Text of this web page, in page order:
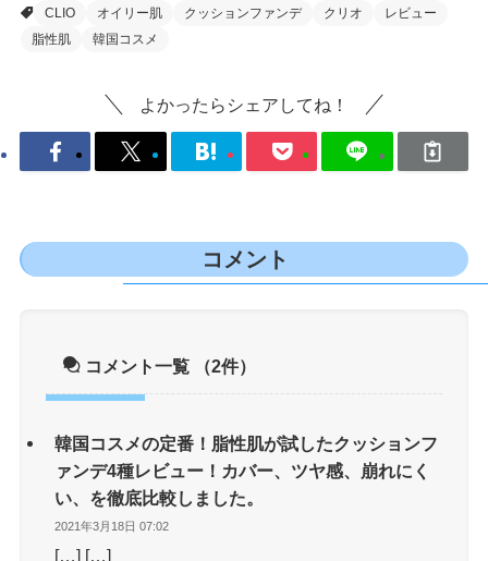
CLIO
オイリー肌 クッションファンデ クリオ
レビュー
脂性肌
韓国コスメ
よかったらシェアしてね！
コメント
コメント一覧 （2件）
韓国コスメの定番！脂性肌が試したクッションフ
ァンデ4種レビュー！カバー、ツヤ感、崩れにく
い、を徹底比較しました。
2021年3月18日 07:02
[…] […]